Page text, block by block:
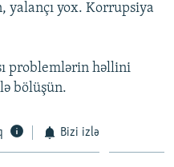
yalançı yox. Korrupsiya
problemlərin həllini
bölüşün.
Bizi izlə